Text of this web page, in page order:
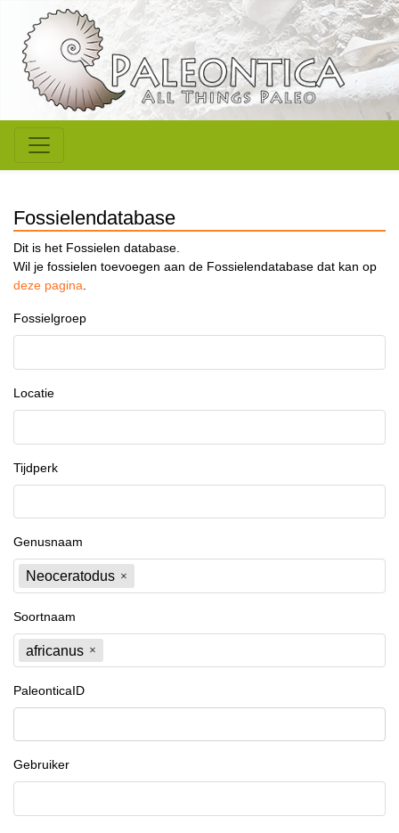
Fossielendatabase
Dit is het Fossielen database.
Wil je fossielen toevoegen aan de Fossielendatabase dat kan op
deze pagina.
Fossielgroep
Locatie
Tijdperk
Genusnaam
Neoceratodus
Soortnaam
africanus
PaleonticaID
Gebruiker